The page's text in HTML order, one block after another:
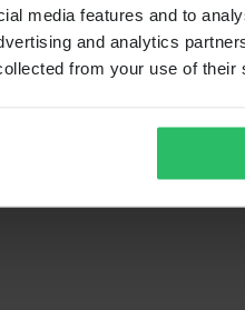
media features and to
and analytics
from your use of their